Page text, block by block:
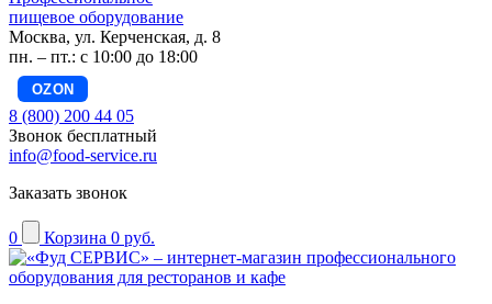
пищевое оборудование
Москва, ул. Керченская, д. 8
пн. – пт.: с 10:00 до 18:00
OZON
8 (800) 200 44 05
Звонок бесплатный
info@food-service.ru
Заказать звонок
0 Корзина 0 руб.